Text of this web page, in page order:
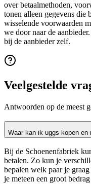
over betaalmethoden,
tonen alleen gegevens
wisselende voorwaarden
we door naar de
bij de aanbieder zelf.
Veelgestelde
Antwoorden op de meest
Waar kan ik uggs kopen en
Bij de Schoenenfabriek
betalen. Zo kun je
bepalen welk paar je
je meteen een groot